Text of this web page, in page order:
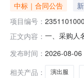
中标｜合同公告
项目编号：
正文内容： 一、采购人
发布时间： 2026-08-06
相关产品：
演出服